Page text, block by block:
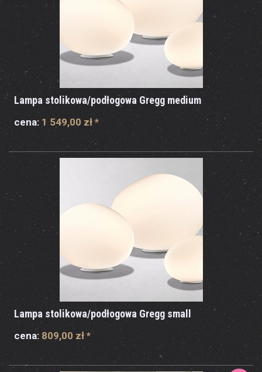
Lampa stolikowa/podłogowa Gregg medium
cena: 1 549,00 zł *
Lampa stolikowa/podłogowa Gregg small
cena: 809,00 zł *